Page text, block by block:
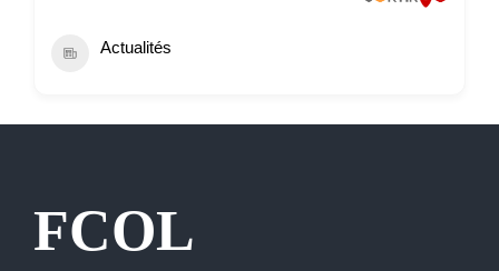
Actualités
FCOL